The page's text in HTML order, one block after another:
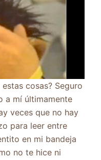
cosas? Seguro
a mí últimamente
veces que no hay
para leer entre
en mi bandeja
no te hice ni